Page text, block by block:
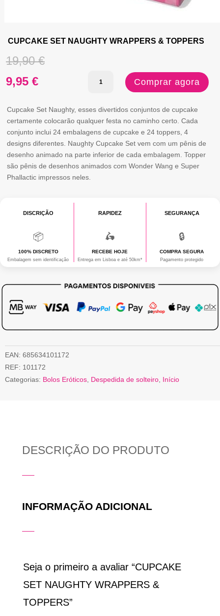
CUPCAKE SET NAUGHTY WRAPPERS & TOPPERS
19,90€O
era:
19,90 €.
9,95 €O
atual
é:
9,95 €.
Quantidade
CUPCAKE
SET
NAUGHTY
WRAPPERS
Comprar agora
Cupcake Set Naughty, esses divertidos conjuntos de cupcake
certamente colocarão qualquer festa no caminho certo. Cada
conjunto inclui 24 embalagens de cupcake e 24 toppers, 4
designs diferentes. Naughty Cupcake Set vem com um pênis de
desenho animado na parte inferior de cada embalagem. Topper
são pênis de desenhos animados com Wonder Wang e Super
Phallactic impressos neles.
DISCRIÇÃO
📦
100% DISCRETO
Embalagem sem identificação
RAPIDEZ
🛵
RECEBE HOJE
Entrega em Lisboa e até 50km*
SEGURANÇA
🔒
COMPRA SEGURA
Pagamento protegido
EAN: 685634101172
REF: 101172
Categorias: Bolos Eróticos Despedida de solteiro Início
DESCRIÇÃO DO PRODUTO
INFORMAÇÃO ADICIONAL
Seja o primeiro a avaliar “CUPCAKE
SET NAUGHTY WRAPPERS &
TOPPERS”